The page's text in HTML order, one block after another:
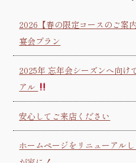
2026【春の限定コースのご案
宴会プラン
2025年 忘年会シーズンへ向け
アル
安心してご来店ください
ホームページをリニューアル